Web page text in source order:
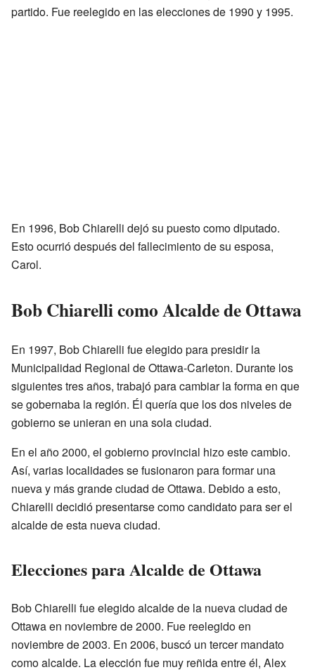
partido. Fue reelegido en las elecciones de 1990 y 1995.
En 1996, Bob Chiarelli dejó su puesto como diputado.
Esto ocurrió después del fallecimiento de su esposa,
Carol.
Bob Chiarelli como Alcalde de Ottawa
En 1997, Bob Chiarelli fue elegido para presidir la
Municipalidad Regional de Ottawa-Carleton. Durante los
siguientes tres años, trabajó para cambiar la forma en que
se gobernaba la región. Él quería que los dos niveles de
gobierno se unieran en una sola ciudad.
En el año 2000, el gobierno provincial hizo este cambio.
Así, varias localidades se fusionaron para formar una
nueva y más grande ciudad de Ottawa. Debido a esto,
Chiarelli decidió presentarse como candidato para ser el
alcalde de esta nueva ciudad.
Elecciones para Alcalde de Ottawa
Bob Chiarelli fue elegido alcalde de la nueva ciudad de
Ottawa en noviembre de 2000. Fue reelegido en
noviembre de 2003. En 2006, buscó un tercer mandato
como alcalde. La elección fue muy reñida entre él, Alex